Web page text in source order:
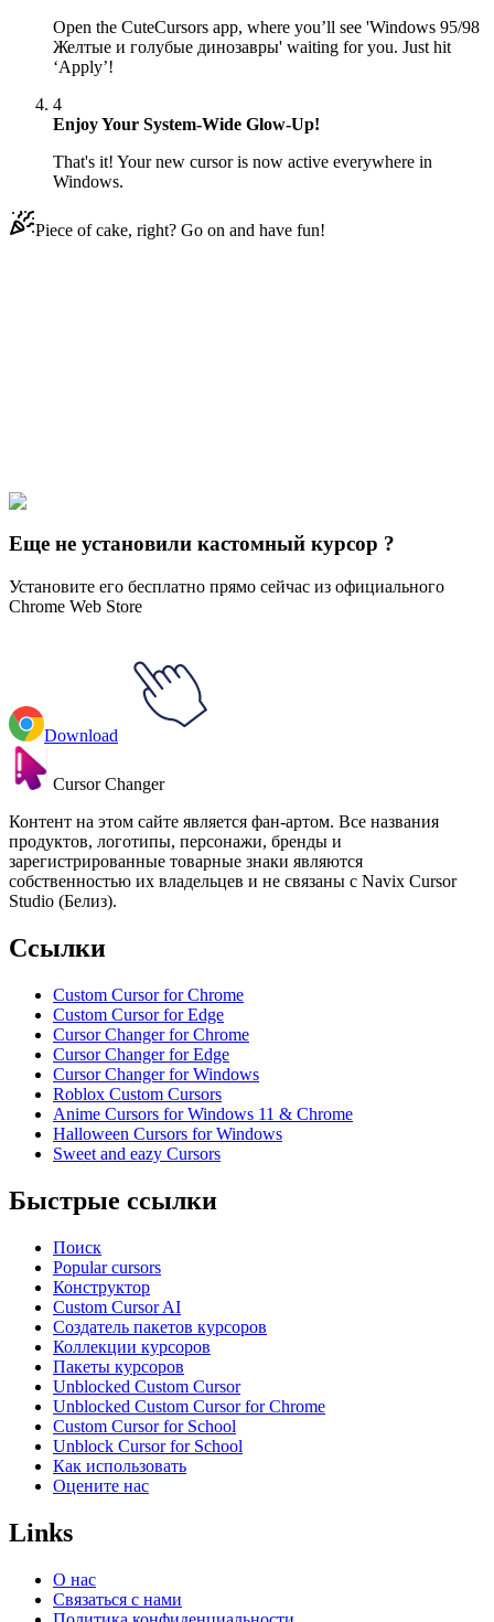
Open the CuteCursors app, where you’ll see 'Windows 95/98
Желтые и голубые динозавры' waiting for you. Just hit
‘Apply’!
4
Enjoy Your System-Wide Glow-Up!
That's it! Your new cursor is now active everywhere in
Windows.
Piece of cake, right? Go on and have fun!
Windows 95/98
Еще не установили кастомный курсор ?
Установите его бесплатно прямо сейчас из официального
Chrome Web Store
Download
Cursor Changer
Контент на этом сайте является фан-артом. Все названия
продуктов, логотипы, персонажи, бренды и
зарегистрированные товарные знаки являются
собственностью их владельцев и не связаны с Navix Cursor
Studio (Белиз).
Ссылки
Custom Cursor for Chrome
Custom Cursor for Edge
Cursor Changer for Chrome
Cursor Changer for Edge
Cursor Changer for Windows
Roblox Custom Cursors
Anime Cursors for Windows 11 & Chrome
Halloween Cursors for Windows
Sweet and eazy Cursors
Быстрые ссылки
Поиск
Popular cursors
Конструктор
Custom Cursor AI
Создатель пакетов курсоров
Коллекции курсоров
Пакеты курсоров
Unblocked Custom Cursor
Unblocked Custom Cursor for Chrome
Custom Cursor for School
Unblock Cursor for School
Как использовать
Оцените нас
Links
О нас
Связаться с нами